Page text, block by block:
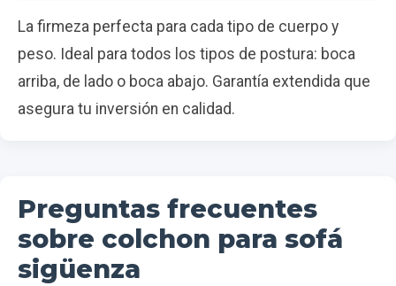
La firmeza perfecta para cada tipo de cuerpo y
peso. Ideal para todos los tipos de postura: boca
arriba, de lado o boca abajo. Garantía extendida que
asegura tu inversión en calidad.
Preguntas frecuentes
sobre colchon para sofá
sigüenza